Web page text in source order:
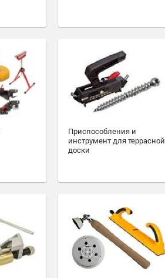
Приспособления и
инструмент для террасной
доски